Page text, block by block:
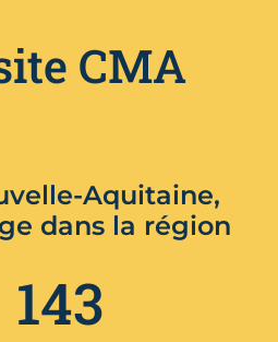
CMA
Aquitaine,
dans la région
143